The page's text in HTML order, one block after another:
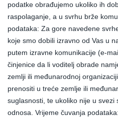
podatke obrađujemo ukoliko ih
raspolaganje, a u svrhu brže
podataka: Za gore navedene
koje smo dobili izravno od Vas u
putem izravne komunikacije (e-
činjenice da li voditelj obrade
zemlji ili međunarodnoj
prenositi u treće zemlje ili
suglasnosti, te ukoliko nije u svezi
odnosa. Vrijeme čuvanja